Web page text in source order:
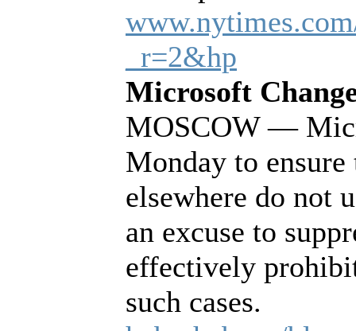
_r=2&hp
Microsoft
MOSCOW —
Monday to
elsewhere do not
an excuse to
effectively
such cases.